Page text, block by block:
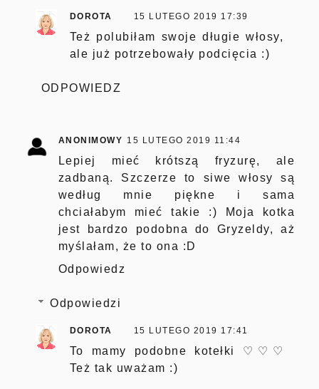
DOROTA 15 LUTEGO 2019 17:39
Też polubiłam swoje długie włosy,
ale już potrzebowały podcięcia :)
ODPOWIEDZ
ANONIMOWY 15 LUTEGO 2019 11:44
Lepiej mieć krótszą fryzurę, ale
zadbaną. Szczerze to siwe włosy są
według mnie piękne i sama
chciałabym mieć takie :) Moja kotka
jest bardzo podobna do Gryzeldy, aż
myślałam, że to ona :D
Odpowiedz
Odpowiedzi
DOROTA 15 LUTEGO 2019 17:41
To mamy podobne kotełki ♡♡♡
Też tak uważam :)